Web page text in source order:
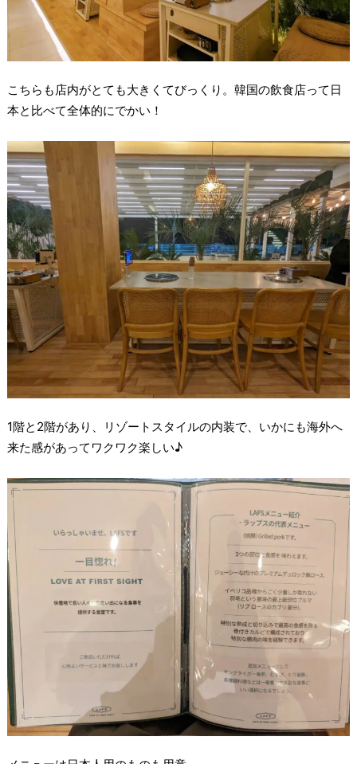
こちらも店内がとても大きくてびっくり。韓国の飲食店って日
本と比べて全体的にでかい！
1階と2階があり、リゾートスタイルの内装で、いかにも海外へ
来た感があってワクワク楽しい♪